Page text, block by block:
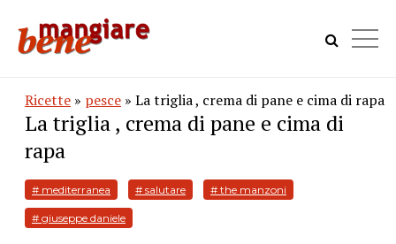
Ricette » pesce » La triglia , crema di pane e cima di rapa
La triglia , crema di pane e cima di
rapa
# mediterranea # salutare # the manzoni
# giuseppe daniele